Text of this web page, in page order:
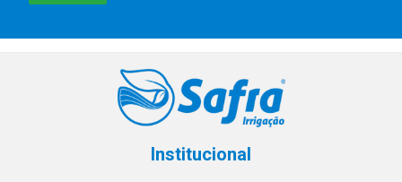
Institucional